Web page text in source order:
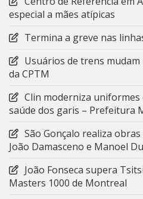
especial a mães atípicas
Termina a greve nas
Usuários de trens
da CPTM
Clin moderniza uniformes
saúde dos garis – Prefeitura
São Gonçalo realiza
João Damasceno e Manoel
João Fonseca supera
Masters 1000 de Montreal